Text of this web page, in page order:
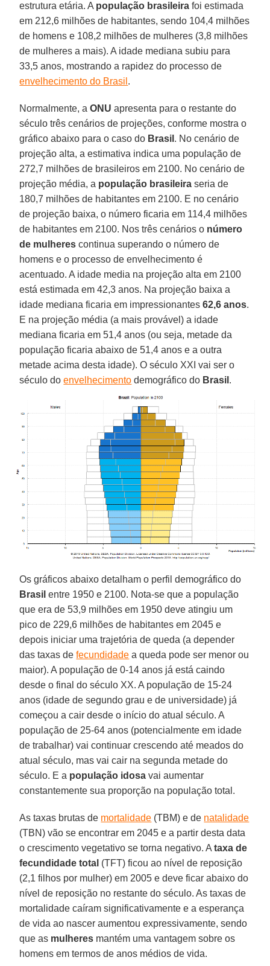
estrutura etária. A população brasileira foi estimada
em 212,6 milhões de habitantes, sendo 104,4 milhões
de homens e 108,2 milhões de mulheres (3,8 milhões
de mulheres a mais). A idade mediana subiu para
33,5 anos, mostrando a rapidez do processo de
envelhecimento do Brasil .
Normalmente, aONU apresenta para o restante do
século três cenários de projeções, conforme mostra o
gráfico abaixo para o caso do Brasil . No cenário de
projeção alta, a estimativa indica uma população de
272,7 milhões de brasileiros em 2100. No cenário de
projeção média, a população brasileira seria de
180,7 milhões de habitantes em 2100. E no cenário
de projeção baixa, o número ficaria em 114,4 milhões
de habitantes em 2100. Nos três cenários o número
de mulheres continua superando o número de
homens e o processo de envelhecimento é
acentuado. A idade media na projeção alta em 2100
está estimada em 42,3 anos. Na projeção baixa a
idade mediana ficaria em impressionantes62,6 anos.
E na projeção média (a mais provável) a idade
mediana ficaria em 51,4 anos (ou seja, metade da
população ficaria abaixo de 51,4 anos e a outra
metade acima desta idade). O século XXI vai ser o
século doenvelhecimento demográfico do Brasil .
Os gráficos abaixo detalham o perfil demográfico do
Brasil entre 1950 e 2100. Nota-se que a população
que era de 53,9 milhões em 1950 deve atingiu um
pico de 229,6 milhões de habitantes em 2045 e
depois iniciar uma trajetória de queda (a depender
das taxas defecundidade a queda pode ser menor ou
maior). A população de 0-14 anos já está caindo
desde o final do século XX. A população de 15-24
anos (idade de segundo grau e de universidade) já
começou a cair desde o início do atual século. A
população de 25-64 anos (potencialmente em idade
de trabalhar) vai continuar crescendo até meados do
atual século, mas vai cair na segunda metade do
século. E a população idosa vai aumentar
constantemente sua proporção na população total.
As taxas brutas de mortalidade (TBM) e de natalidade
(TBN) vão se encontrar em 2045 e a partir desta data
o crescimento vegetativo se torna negativo. Ataxa de
fecundidade total (TFT) ficou ao nível de reposição
(2,1 filhos por mulher) em 2005 e deve ficar abaixo do
nível de reposição no restante do século. As taxas de
mortalidade caíram significativamente e a esperança
de vida ao nascer aumentou expressivamente, sendo
que as mulheres mantém uma vantagem sobre os
homens em termos de anos médios de vida.